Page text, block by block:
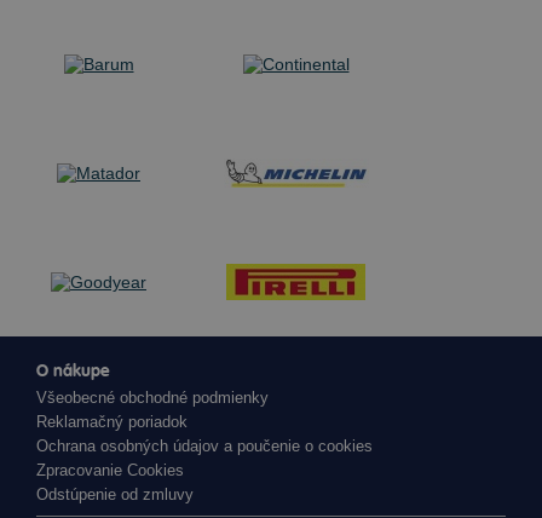
O nákupe
Všeobecné obchodné podmienky
Reklamačný poriadok
Ochrana osobných údajov a poučenie o cookies
Zpracovanie Cookies
Odstúpenie od zmluvy